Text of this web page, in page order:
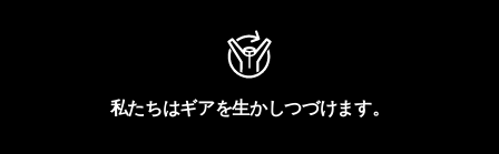
私たちはギアを生かしつづけます。